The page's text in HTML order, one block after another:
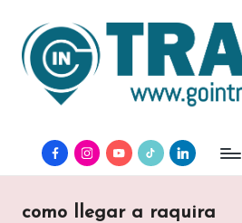
facebookinstagramyoutubetiktok linkedin
como llegar a raquira